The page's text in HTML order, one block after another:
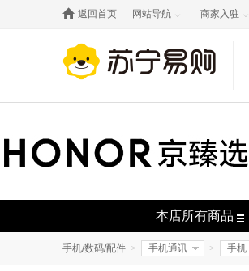
 返回首页 网站导航  商家入驻 
本店所有商品
手机/数码/配件 > 手机通讯 > 手机